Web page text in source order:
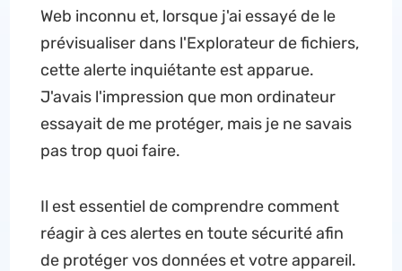
Web inconnu et, lorsque j'ai essayé de le
prévisualiser dans l'Explorateur de fichiers,
cette alerte inquiétante est apparue.
J'avais l'impression que mon ordinateur
essayait de me protéger, mais je ne savais
pas trop quoi faire.
Il est essentiel de comprendre comment
réagir à ces alertes en toute sécurité afin
de protéger vos données et votre appareil.